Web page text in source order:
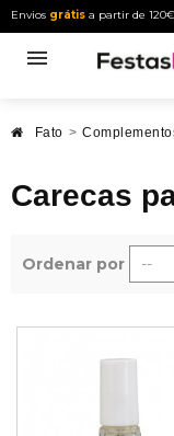
Envios grátis a partir de 120€
Fato >
Carecas
Ordenar por